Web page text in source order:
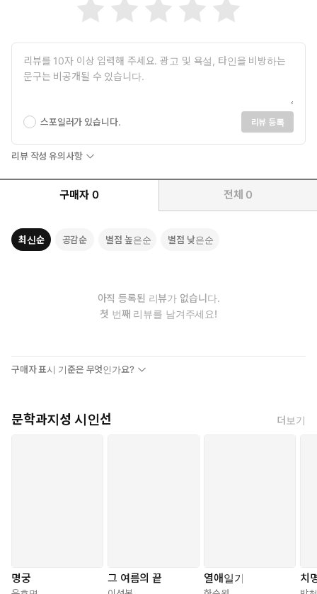
우리가 의식지 못했던 삶의 결과 무늬, 흔적과 맞닥뜨리게 될 것이
스포일러가 있습니다. 리뷰 등록
리뷰 작성 유의사항
구매자 0 전체 0
최신순 공감순 별점 높은순 별점 낮은순
아직 등록된 리뷰가 없습니다.
첫 번째 리뷰를 남겨주세요!
구매자 표시 기준은 무엇인가요?
문학과지성 시인선 더보기
명궁 그 여름의 끝 열애일기 치